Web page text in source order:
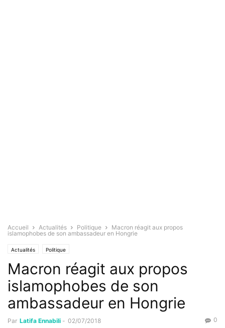
Accueil Actualités Politique
Macron réagit aux propos
islamophobes de son ambassadeur en Hongrie
Actualités Politique
Macron réagit aux propos
islamophobes de son
ambassadeur en Hongrie
Par Latifa Ennabili - 02/07/2018 0